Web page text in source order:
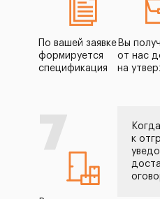
По вашей заявке
формируется
спецификация
Вы
от нас
на
7
к